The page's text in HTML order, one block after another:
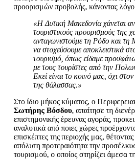
προορισμών προβολής, κάνοντας
«Η Δυτική Μακεδονία χάνεται
τουριστικούς προορισμούς της
ανταγωνιστούμε τη Ρόδο και
να στοχεύσουμε αποκλειστικά
τουρισμό, όπως είδαμε
με τους τουρίστες από την
Εκεί είναι το κοινό μας, όχι
της θάλασσας.»
Στο ίδιο μήκος κύματος, ο
Σωτήρης Βόσδου, απαίτησε τη
επιστημονικής έρευνας αγοράς,
αναλυτικά από ποιες χώρες
επισκέπτες της περιοχής μας,
απόλυτη προτεραιότητα την
τουρισμού, ο οποίος στηρίζει άμεσα